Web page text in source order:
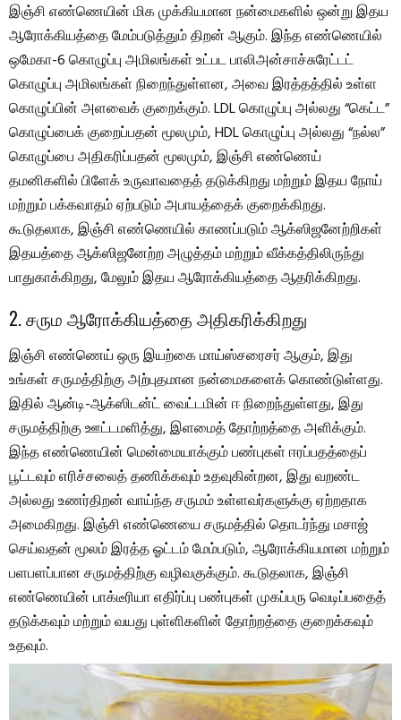
இஞ்சி எண்ணெயின் மிக முக்கியமான நன்மைகளில் ஒன்று இதய
ஆரோக்கியத்தை மேம்படுத்தும் திறன் ஆகும். இந்த எண்ணெயில்
ஒமேகா-6 கொழுப்பு அமிலங்கள் உட்பட பாலிஅன்சாச்சுரேட்டட்
கொழுப்பு அமிலங்கள் நிறைந்துள்ளன, அவை இரத்தத்தில் உள்ள
கொழுப்பின் அளவைக் குறைக்கும். LDL கொழுப்பு அல்லது “கெட்ட”
கொழுப்பைக் குறைப்பதன் மூலமும், HDL கொழுப்பு அல்லது “நல்ல”
கொழுப்பை அதிகரிப்பதன் மூலமும், இஞ்சி எண்ணெய்
தமனிகளில் பிளேக் உருவாவதைத் தடுக்கிறது மற்றும் இதய நோய்
மற்றும் பக்கவாதம் ஏற்படும் அபாயத்தைக் குறைக்கிறது.
கூடுதலாக, இஞ்சி எண்ணெயில் காணப்படும் ஆக்ஸிஜனேற்றிகள்
இதயத்தை ஆக்ஸிஜனேற்ற அழுத்தம் மற்றும் வீக்கத்திலிருந்து
பாதுகாக்கிறது, மேலும் இதய ஆரோக்கியத்தை ஆதரிக்கிறது.
2. சரும ஆரோக்கியத்தை அதிகரிக்கிறது
இஞ்சி எண்ணெய் ஒரு இயற்கை மாய்ஸ்சரைசர் ஆகும், இது
உங்கள் சருமத்திற்கு அற்புதமான நன்மைகளைக் கொண்டுள்ளது.
இதில் ஆன்டி-ஆக்ஸிடன்ட் வைட்டமின் ஈ நிறைந்துள்ளது, இது
சருமத்திற்கு ஊட்டமளித்து, இளமைத் தோற்றத்தை அளிக்கும்.
இந்த எண்ணெயின் மென்மையாக்கும் பண்புகள் ஈரப்பதத்தைப்
பூட்டவும் எரிச்சலைத் தணிக்கவும் உதவுகின்றன, இது வறண்ட
அல்லது உணர்திறன் வாய்ந்த சருமம் உள்ளவர்களுக்கு ஏற்றதாக
அமைகிறது. இஞ்சி எண்ணெயை சருமத்தில் தொடர்ந்து மசாஜ்
செய்வதன் மூலம் இரத்த ஓட்டம் மேம்படும், ஆரோக்கியமான மற்றும்
பளபளப்பான சருமத்திற்கு வழிவகுக்கும். கூடுதலாக, இஞ்சி
எண்ணெயின் பாக்டீரியா எதிர்ப்பு பண்புகள் முகப்பரு வெடிப்பதைத்
தடுக்கவும் மற்றும் வயது புள்ளிகளின் தோற்றத்தை குறைக்கவும்
உதவும்.